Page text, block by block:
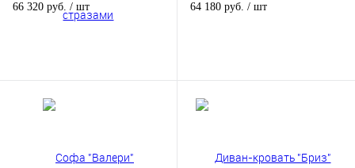
66 320 руб. / шт 64 180 руб. / шт